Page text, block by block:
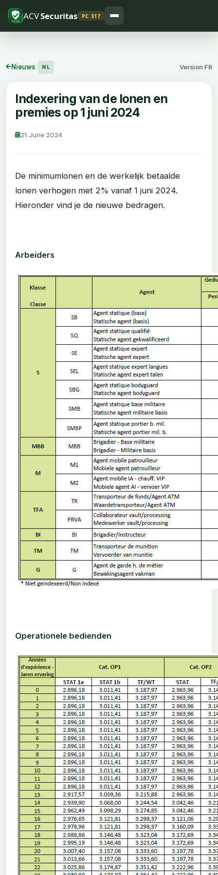
ACVSecuritas PC 317
Nieuws NL Version FR
Indexering van de lonen en
premies op 1 juni 2024
21 June 2024
De minimumlonen en de werkelijk betaalde
lonen verhogen met 2% vanaf 1 juni 2024.
Hieronder vind je de nieuwe bedragen.
Arbeiders
Operationele bedienden